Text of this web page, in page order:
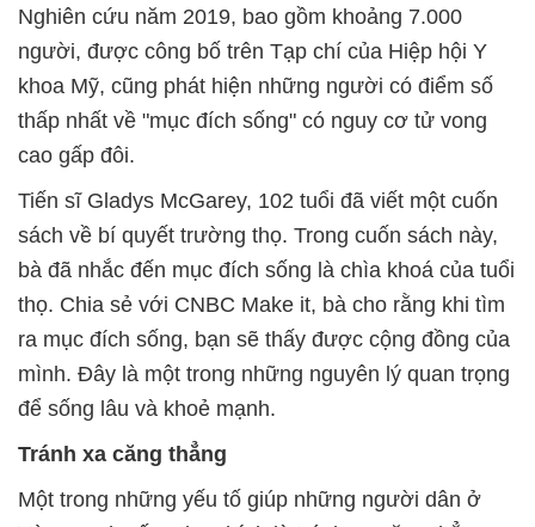
Nghiên cứu năm 2019, bao gồm khoảng 7.000
người, được công bố trên Tạp chí của Hiệp hội Y
khoa Mỹ, cũng phát hiện những người có điểm số
thấp nhất về "mục đích sống" có nguy cơ tử vong
cao gấp đôi.
Tiến sĩ Gladys McGarey, 102 tuổi đã viết một cuốn
sách về bí quyết trường thọ. Trong cuốn sách này,
bà đã nhắc đến mục đích sống là chìa khoá của tuổi
thọ. Chia sẻ với CNBC Make it, bà cho rằng khi tìm
ra mục đích sống, bạn sẽ thấy được cộng đồng của
mình. Đây là một trong những nguyên lý quan trọng
để sống lâu và khoẻ mạnh.
Tránh xa căng thẳng
Một trong những yếu tố giúp những người dân ở